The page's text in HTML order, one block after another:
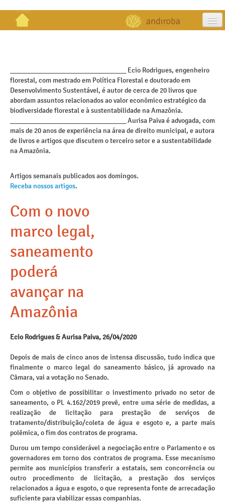
publicações
galeria
contato
_________________________________ Ecio Rodrigues, engenheiro
florestal, com mestrado em Política Florestal e doutorado em
Desenvolvimento Sustentável, é autor de cerca de 20 livros que
abordam assuntos relacionados ao valor econômico estratégico da
biodiversidade florestal e à sustentabilidade na Amazônia.
_________________________________ Aurisa Paiva é advogada, com
mais de 20 anos de experiência na área de direito municipal, e autora
de livros e artigos que discutem o terceiro setor e a sustentabilidade
na Amazônia.
Artigos semanais publicados aos domingos.
Receba nossos artigos.
Com o novo
marco legal,
saneamento
poderá
avançar na
Amazônia
Ecio Rodrigues & Aurisa Paiva, 26/04/2020
Depois de mais de cinco anos de intensa discussão, tudo indica que
finalmente o marco legal do saneamento básico, já aprovado na
Câmara, vai a votação no Senado.
Com o objetivo de possibilitar o investimento privado no setor de
saneamento, o PL 4.162/2019 prevê, entre uma série de medidas, a
realização de licitação para prestação de serviços de
tratamento/distribuição/coleta de água e esgoto e, a parte mais
polêmica, o fim dos contratos de programa.
Durou um tempo considerável a negociação entre o Parlamento e os
governadores em torno dos contratos de programa. Esse mecanismo
permite aos municípios transferir a estatais, sem concorrência ou
outro procedimento de licitação, a prestação dos serviços
relacionados a água e esgoto, o que representa fonte de arrecadação
suficiente para viabilizar essas companhias.